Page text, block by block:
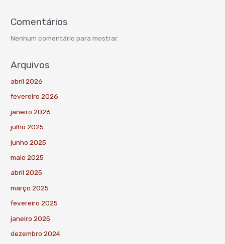
Comentários
Nenhum comentário para mostrar.
Arquivos
abril 2026
fevereiro 2026
janeiro 2026
julho 2025
junho 2025
maio 2025
abril 2025
março 2025
fevereiro 2025
janeiro 2025
dezembro 2024